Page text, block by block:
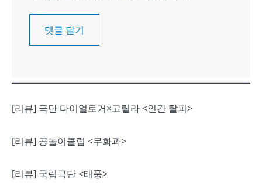
[리뷰] 극단 다이얼로거×고릴라 <인간 탈피>
[리뷰] 공놀이클럽 <무화과>
[리뷰] 국립극단 <태풍>